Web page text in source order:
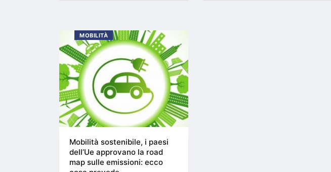
MOBILITÀ
Mobilità sostenibile, i paesi
dell’Ue approvano la road
map sulle emissioni: ecco